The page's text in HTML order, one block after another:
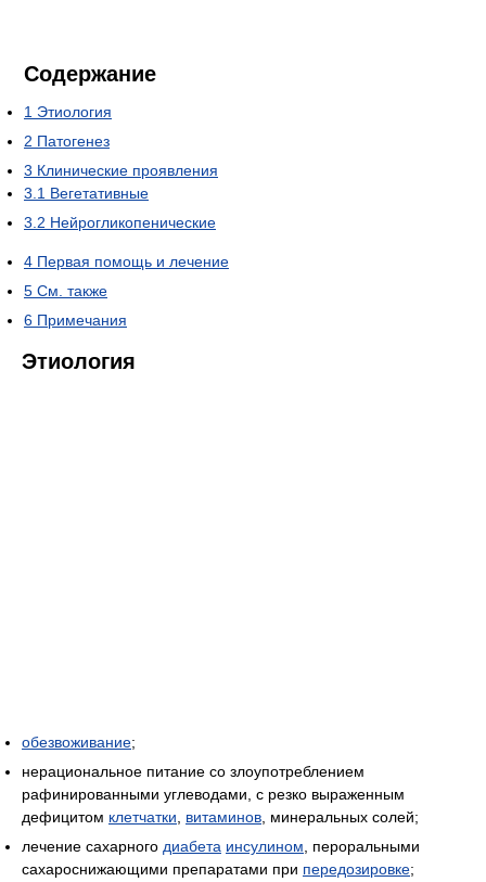
Содержание
1 Этиология
2 Патогенез
3 Клинические проявления
3.1 Вегетативные
3.2 Нейрогликопенические
4 Первая помощь и лечение
5 См. также
6 Примечания
Этиология
обезвоживание;
нерациональное питание со злоупотреблением
рафинированными углеводами, с резко выраженным
дефицитом клетчатки витаминов , минеральных солей;
лечение сахарного диабета инсулином , пероральными
сахароснижающими препаратами при передозировке;